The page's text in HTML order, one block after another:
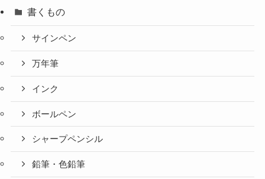
書くもの
サインペン
万年筆
インク
ボールペン
シャープペンシル
鉛筆・色鉛筆